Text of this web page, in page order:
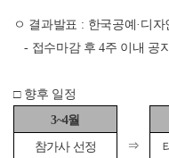
ㅇ 결과발표 : 한국공예 · 디자
- 접수마감 후4주 이내 공
□ 향후 일정
3~4월
참가사 선정
⇒